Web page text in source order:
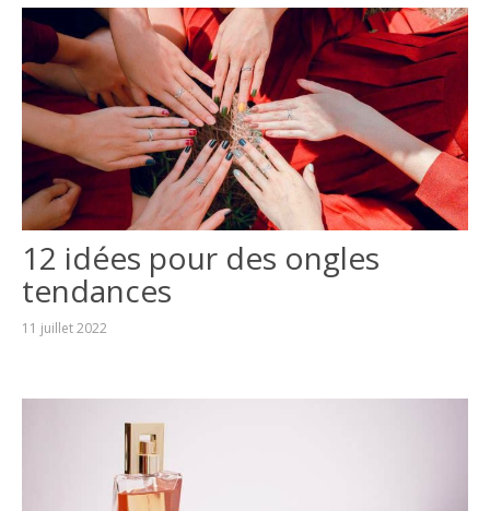
12 idées pour des ongles
tendances
11 juillet 2022